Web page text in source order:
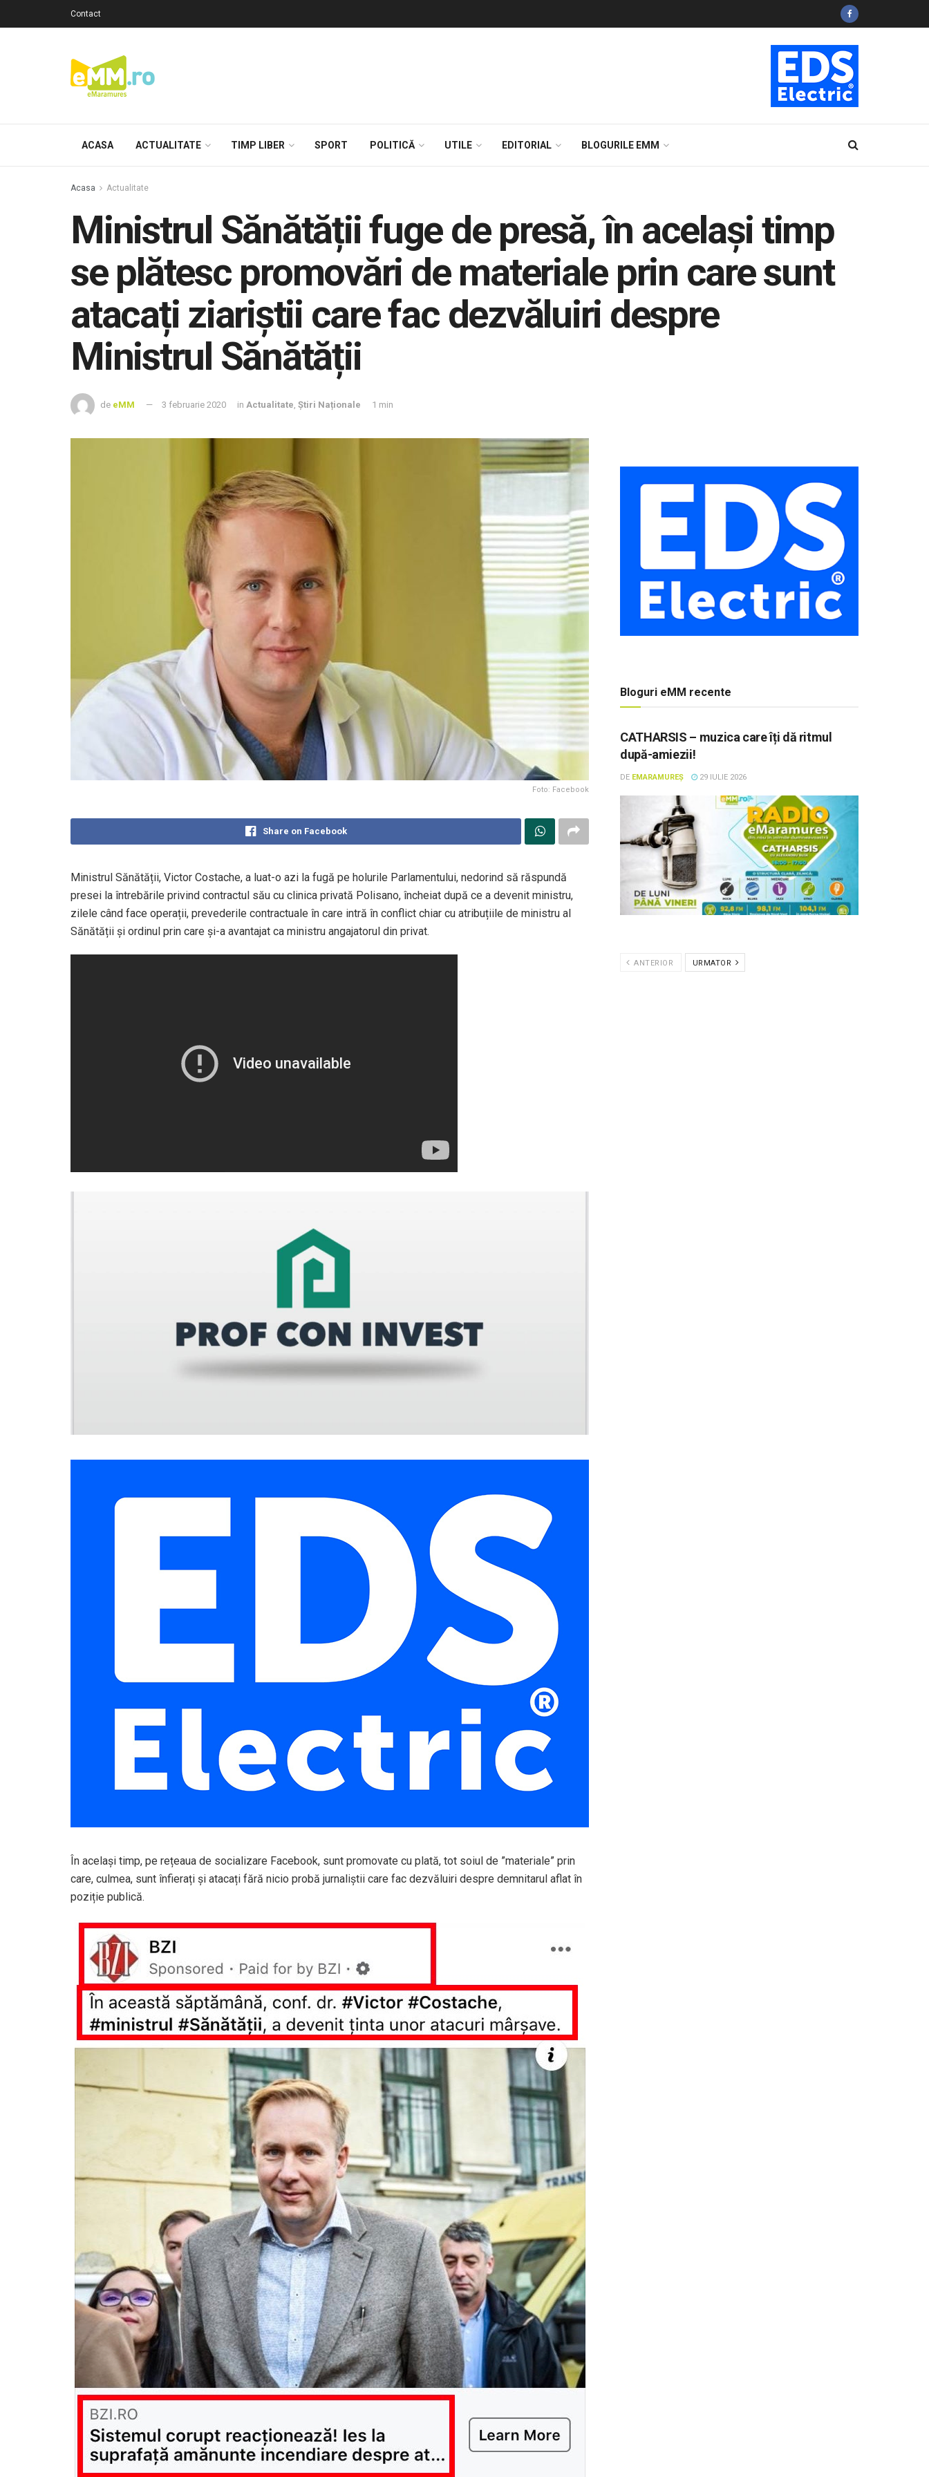
Contact
ACASA ACTUALITATE TIMP LIBER SPORT POLITICĂ UTILE EDITORIAL BLOGURILE EMM
Acasa Actualitate
Ministrul Sănătății fuge de presă, în același timp
se plătesc promovări de materiale prin care sunt
atacați ziariștii care fac dezvăluiri despre
Ministrul Sănătății
de eMM 3 februarie 2020 in Actualitate, Știri Naționale 1 min
Foto: Facebook
Share on Facebook
Ministrul Sănătății, Victor Costache, a luat-o azi la fugă pe holurile Parlamentului, nedorind să răspundă
presei la întrebările privind contractul său cu clinica privată Polisano, încheiat după ce a devenit ministru,
zilele când face operații, prevederile contractuale în care intră în conflict chiar cu atribuțiile de ministru al
Sănătății și ordinul prin care și-a avantajat ca ministru angajatorul din privat.
În același timp, pe rețeaua de socializare Facebook, sunt promovate cu plată, tot soiul de ”materiale” prin
care, culmea, sunt înfierați și atacați fără nicio probă jurnaliștii care fac dezvăluiri despre demnitarul aflat în
poziție publică.
Bloguri eMM recente
CATHARSIS – muzica care îți dă ritmul
după-amiezii!
DE EMARAMUREȘ 29 IULIE 2026
ANTERIOR URMATOR